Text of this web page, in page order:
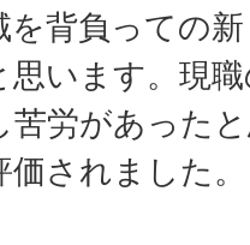
を背負っての
います。現
苦労があった
されました。